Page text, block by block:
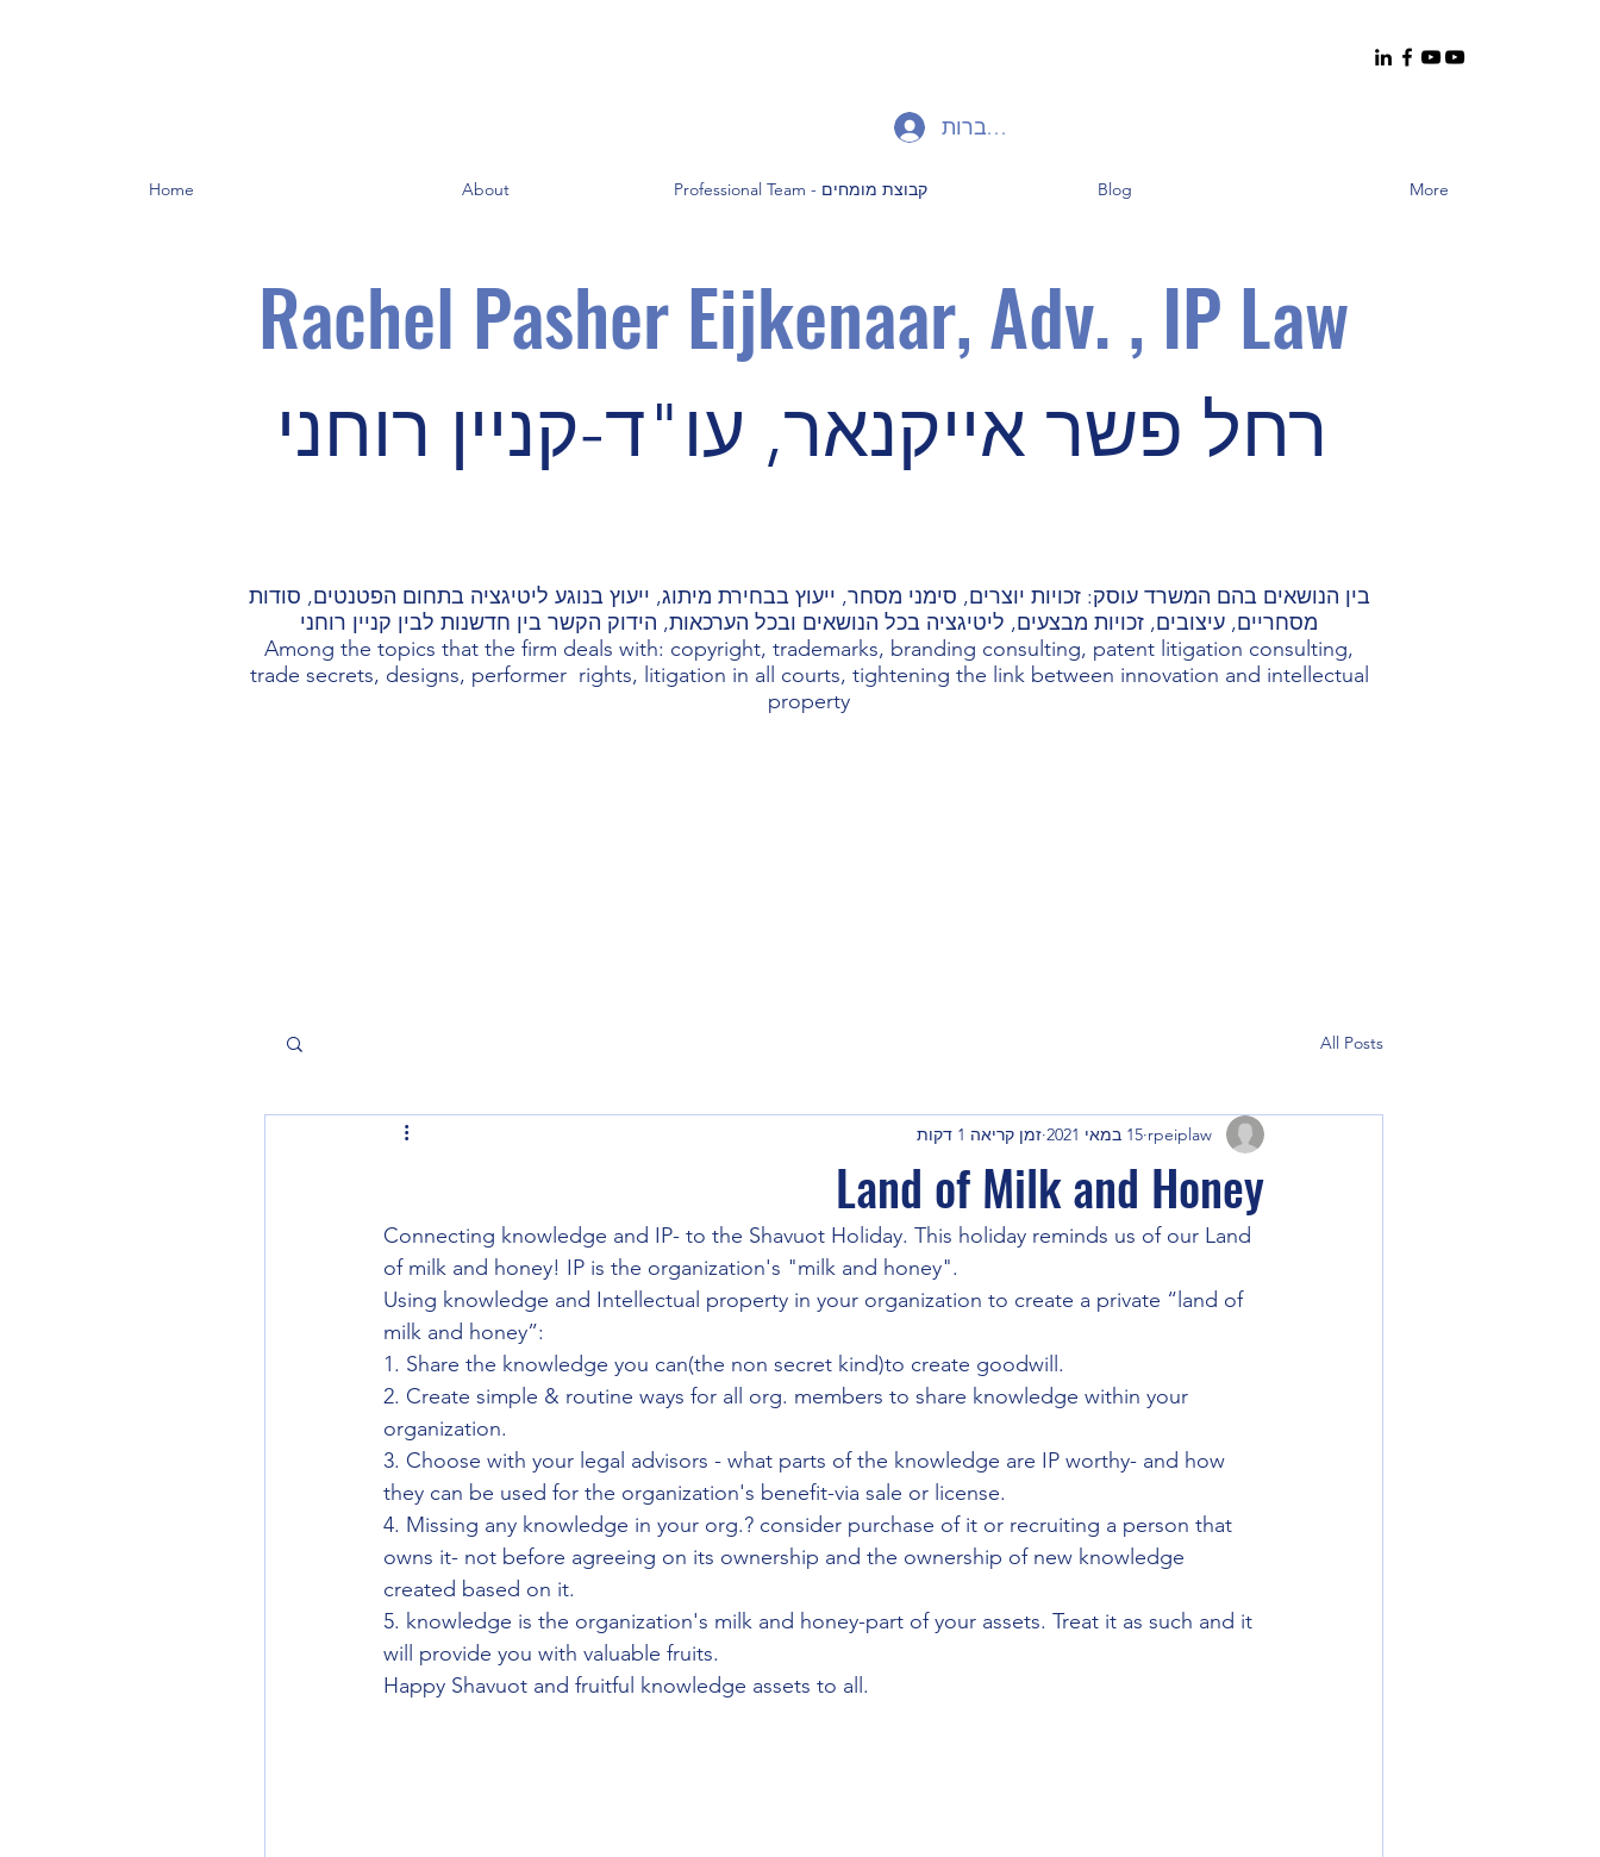
Home About Professional Team - קבוצת מומחים Blog More
Rachel Pasher Eijkenaar, Adv. , IP Law
רחל פשר אייקנאר, עו"ד-קניין רוחני
להתחברות
בין הנושאים בהם המשרד עוסק: זכויות יוצרים, סימני מסחר, ייעוץ בבחירת מיתוג, ייעוץ בנוגע ליטיגציה בתחום הפטנטים, סודות
מסחריים, עיצובים, זכויות מבצעים, ליטיגציה בכל הנושאים ובכל הערכאות, הידוק הקשר בין חדשנות לבין קניין רוחני
Among the topics that the firm deals with: copyright, trademarks, branding consulting, patent litigation consulting,
trade secrets, designs, performer rights, litigation in all courts, tightening the link between innovation and intellectual
property
All Posts
Land of Milk and Honey
rpeiplaw 15 במאי 2021 זמן קריאה 1 דקות
Connecting knowledge and IP- to the Shavuot Holiday. This holiday reminds us of our Land
of milk and honey! IP is the organization's "milk and honey".
Using knowledge and Intellectual property in your organization to create a private “land of
milk and honey”:
1. Share the knowledge you can(the non secret kind)to create goodwill.
2. Create simple & routine ways for all org. members to share knowledge within your
organization.
3. Choose with your legal advisors - what parts of the knowledge are IP worthy- and how
they can be used for the organization's benefit-via sale or license.
4. Missing any knowledge in your org.? consider purchase of it or recruiting a person that
owns it- not before agreeing on its ownership and the ownership of new knowledge
created based on it.
5. knowledge is the organization's milk and honey-part of your assets. Treat it as such and it
will provide you with valuable fruits.
Happy Shavuot and fruitful knowledge assets to all.